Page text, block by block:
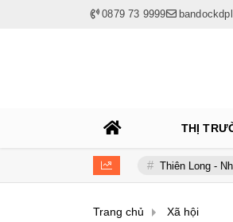
0879 73 9999
THỊ
Thiên Long - Nhà sách
Trang chủ Xã hội